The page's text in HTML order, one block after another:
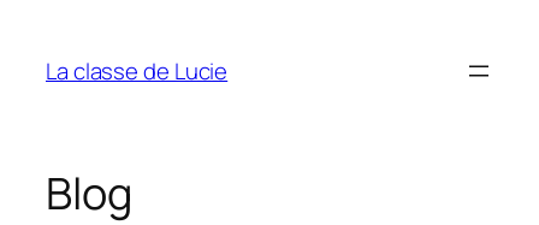
contenu
La classe de Lucie
Blog